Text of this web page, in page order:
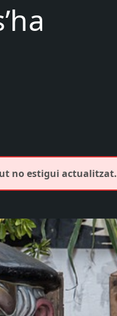
no estigui actualitzat.